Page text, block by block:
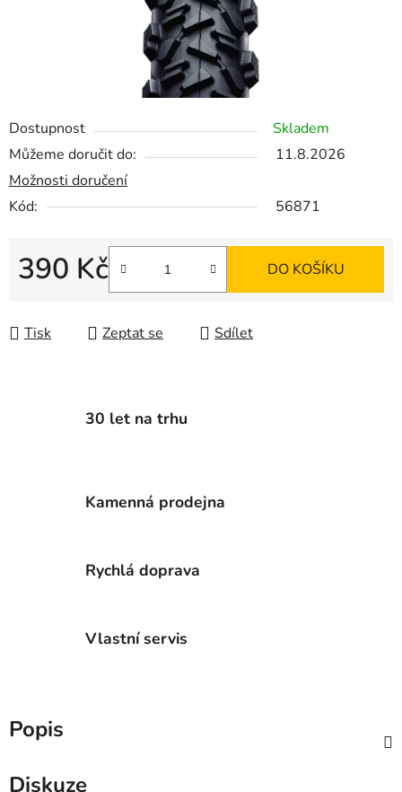
Dostupnost
Skladem
Můžeme doručit do:
11.8.2026
Možnosti doručení
Kód:
56871
390 Kč DO KOŠÍKU
Tisk Zeptat se Sdílet
30 let na trhu
Kamenná prodejna
Rychlá doprava
Vlastní servis
Popis
Diskuze